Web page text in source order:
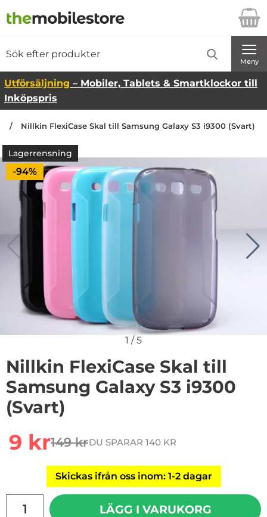
Startsidan för Danira Telecom AB
Meny
Utförsäljning – Mobiler, Tablets & Smartklockor till
Inköpspris
Nillkin FlexiCase Skal till Samsung Galaxy S3 i9300 (Svart)
Lagerrensning
Priset är nedsatt med
-94%
1 /5
Nillkin FlexiCase Skal till
Samsung Galaxy S3 i9300
(Svart)
rea pris
9 krtidigare pris
149 krDU SPARAR 140 KR
Skickas ifrån oss inom: 1-2 dagar
LÄGG I VARUKORG